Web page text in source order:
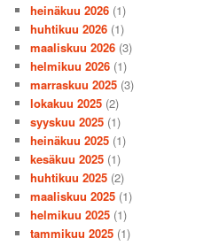
heinäkuu 2026 (1)
huhtikuu 2026 (1)
maaliskuu 2026 (3)
helmikuu 2026 (1)
marraskuu 2025 (3)
lokakuu 2025 (2)
syyskuu 2025 (1)
heinäkuu 2025 (1)
kesäkuu 2025 (1)
huhtikuu 2025 (2)
maaliskuu 2025 (1)
helmikuu 2025 (1)
tammikuu 2025 (1)